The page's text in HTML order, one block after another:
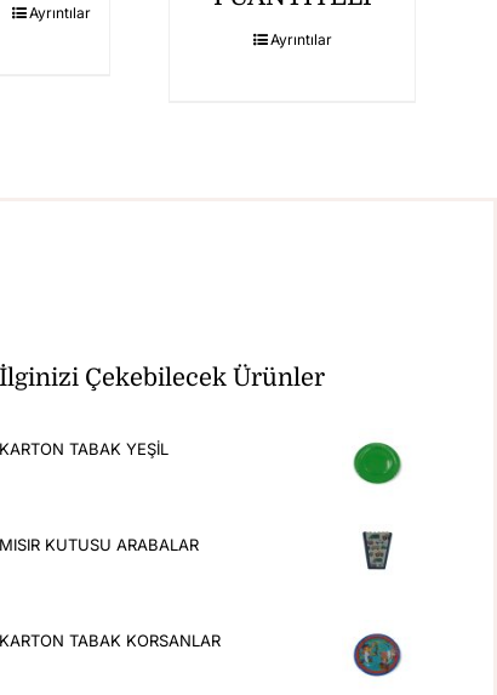
Ayrıntılar
Ayrıntılar
İlginizi Çekebilecek Ürünler
KARTON TABAK YEŞİL
MISIR KUTUSU ARABALAR
KARTON TABAK KORSANLAR